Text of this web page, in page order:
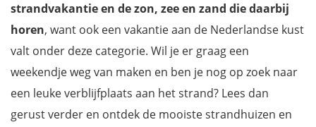
strandvakantie en de zon, zee en zand die daarbij
horen, want ook een vakantie aan de Nederlandse kust
valt onder deze categorie. Wil je er graag een
weekendje weg van maken en ben je nog op zoek naar
een leuke verblijfplaats aan het strand? Lees dan
gerust verder en ontdek de mooiste strandhuizen en